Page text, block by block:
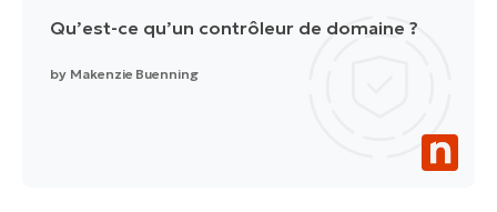
Qu’est-ce qu’un contrôleur de domaine ?
by Makenzie Buenning